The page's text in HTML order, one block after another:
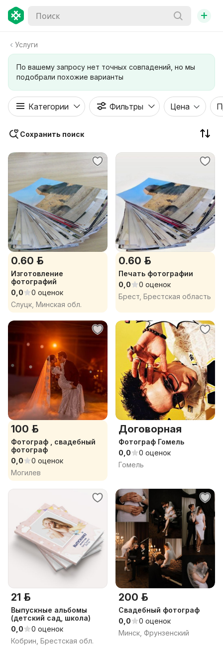
+
Услуги
По вашему запросу нет точных совпадений, но мы
подобрали похожие варианты
Категории Фильтры Цена
Сохранить поиск
0.60 р.
Изготовление
фотографий
0,0
0 оценок
Слуцк, Минская обл.
0.60 р.
Печать фотографии
0,0
0 оценок
Брест, Брестская область
100 р.
Фотограф , свадебный
фотограф
0,0
0 оценок
Могилев
Договорная
Фотограф Гомель
0,0
0 оценок
Гомель
21 р.
Выпускные альбомы
(детский сад, школа)
0,0
0 оценок
Кобрин, Брестская обл.
200 р.
Свадебный фотограф
0,0
0 оценок
Минск, Фрунзенский